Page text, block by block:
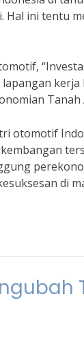
Hal ini tentu
Tanah
otomotif
di